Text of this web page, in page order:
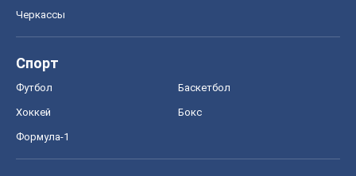
Черкассы
Спорт
Футбол Баскетбол
Хоккей Бокс
Формула-1